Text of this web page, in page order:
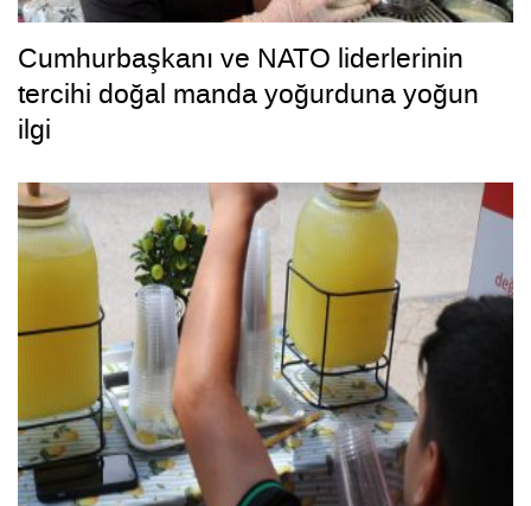
Cumhurbaşkanı ve NATO liderlerinin
tercihi doğal manda yoğurduna yoğun
ilgi